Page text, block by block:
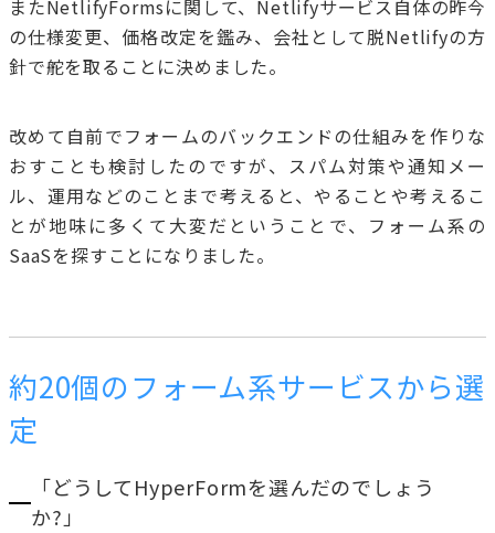
またNetlifyFormsに関して、Netlifyサービス自体の昨今
の仕様変更、価格改定を鑑み、会社として脱Netlifyの方
針で舵を取ることに決めました。
改めて自前でフォームのバックエンドの仕組みを作りな
おすことも検討したのですが、スパム対策や通知メー
ル、運用などのことまで考えると、やることや考えるこ
とが地味に多くて大変だということで、フォーム系の
SaaSを探すことになりました。
約20個のフォーム系サービスから選
定
「どうしてHyperFormを選んだのでしょう
か?」